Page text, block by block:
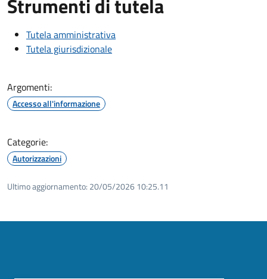
Tutela amministrativa
Tutela giurisdizionale
Argomenti:
Accesso all'informazione
Categorie:
Autorizzazioni
Ultimo aggiornamento: 20/05/2026 10:25.11